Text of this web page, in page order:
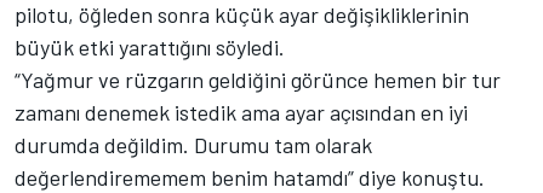
pilotu, öğleden sonra küçük ayar değişikliklerinin
büyük etki yarattığını söyledi.
“Yağmur ve rüzgarın geldiğini görünce hemen bir tur
zamanı denemek istedik ama ayar açısından en iyi
durumda değildim. Durumu tam olarak
değerlendirememem benim hatamdı” diye konuştu.